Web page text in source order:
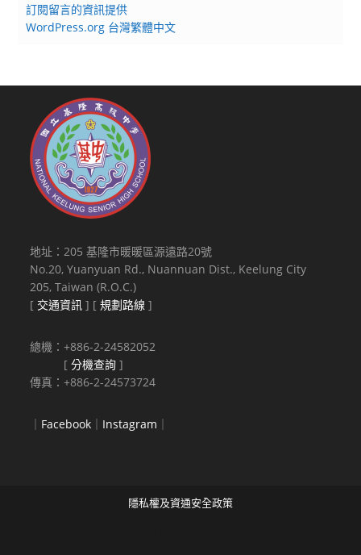
訂閱留言的資訊提供
WordPress.org 台灣繁體中文
地址：205 基隆市暖暖區源遠路20號
No.20, Yuanyuan Rd., Nuannuan Dist., Keelung City
205, Taiwan (R.O.C.)
[ 交通資訊 ] [規劃路線 ]
總機：+886-2-24582052
[分機查詢 ]
傳真：+886-2-24573724
｜ Facebook ｜ Instagram ｜
隱私權及資通安全政策